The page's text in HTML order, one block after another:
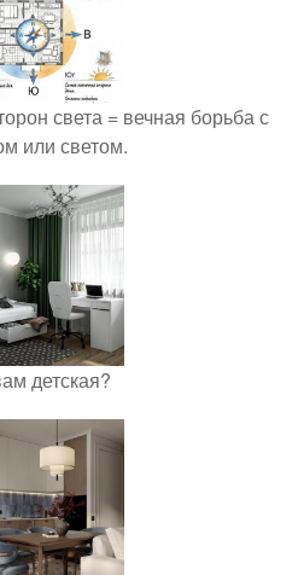
света = вечная борьба с
или светом.
детская?